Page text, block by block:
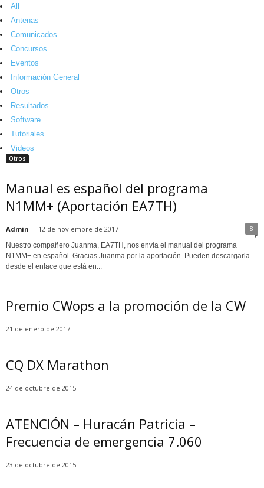
All
Antenas
Comunicados
Concursos
Eventos
Información General
Otros
Resultados
Software
Tutoriales
Videos
Otros
Manual es español del programa
N1MM+ (Aportación EA7TH)
Admin - 12 de noviembre de 2017 8
Nuestro compañero Juanma, EA7TH, nos envía el manual del programa
N1MM+ en español. Gracias Juanma por la aportación. Pueden descargarla
desde el enlace que está en...
Premio CWops a la promoción de la CW
21 de enero de 2017
CQ DX Marathon
24 de octubre de 2015
ATENCIÓN – Huracán Patricia –
Frecuencia de emergencia 7.060
23 de octubre de 2015